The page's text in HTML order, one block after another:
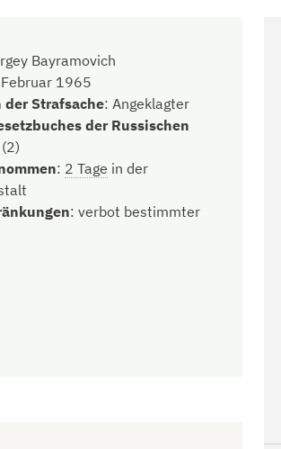
Bayramovich
1965
Strafsache: Angeklagter
der Russischen
: 2 Tage in der
:verbot bestimmter